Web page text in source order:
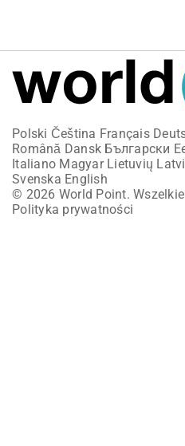
Polski Čeština Français
Română Dansk Български
Italiano Magyar Lietuvių
Svenska English
© 2026 World Point.
Polityka prywatności